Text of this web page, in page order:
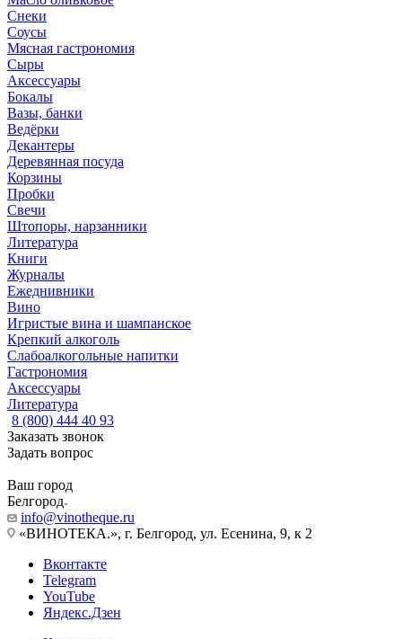
Снеки
Соусы
Мясная гастрономия
Сыры
Аксессуары
Бокалы
Вазы, банки
Ведёрки
Декантеры
Деревянная посуда
Корзины
Пробки
Свечи
Штопоры, нарзанники
Литература
Книги
Журналы
Ежеднивники
Вино
Игристые вина и шампанское
Крепкий алкоголь
Слабоалкогольные напитки
Гастрономия
Аксессуары
Литература
8 (800) 444 40 93
Заказать звонок
Задать вопрос
Ваш город
Белгород
info@vinotheque.ru
«ВИНОТЕКА.», г. Белгород, ул. Есенина, 9, к 2
Вконтакте
Telegram
YouTube
Яндекс.Дзен